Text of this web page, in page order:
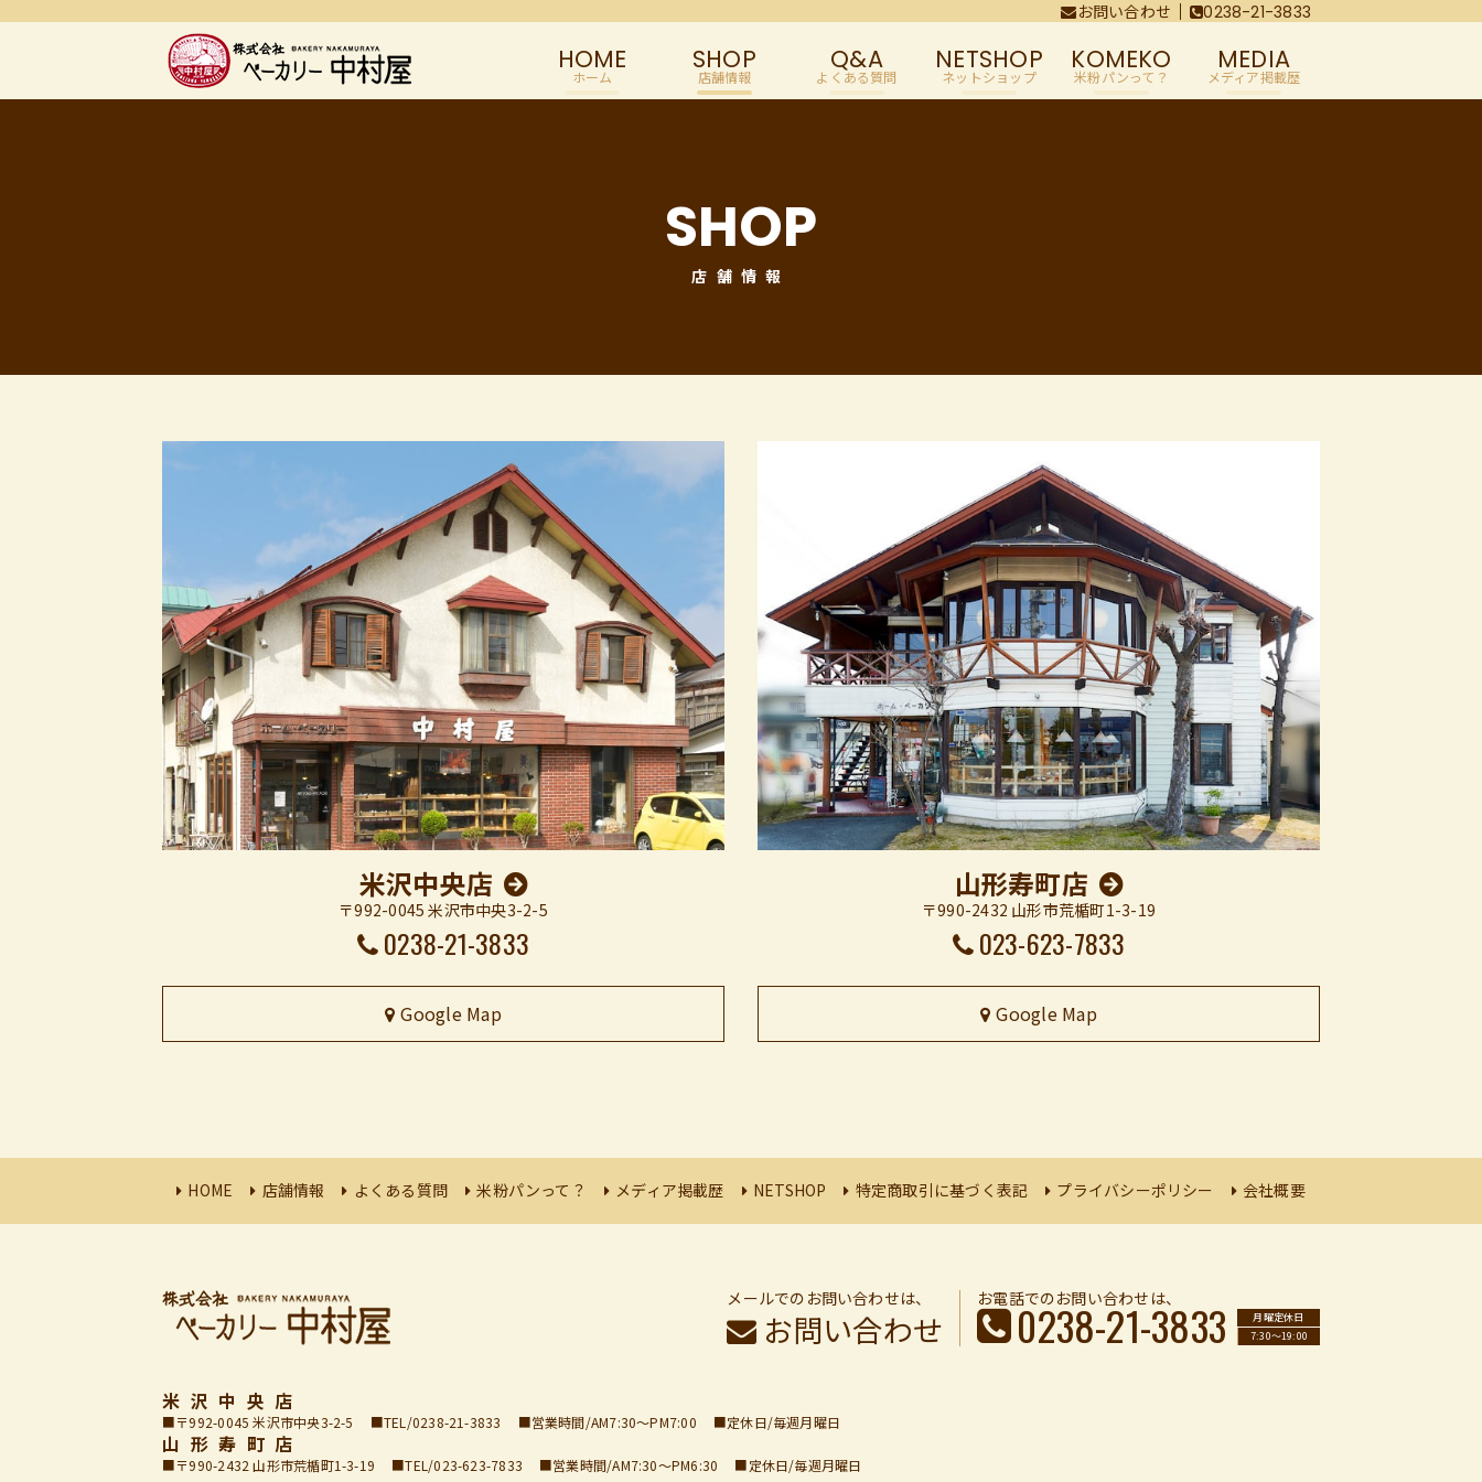
お問い合わせ 0238-21-3833
HOME
ホーム
SHOP
店舗情報
Q&A
よくある質問
NETSHOP
ネットショップ
KOMEKO
米粉パンって？
MEDIA
メディア掲載歴
SHOP
店舗情報
米沢中央店
〒992-0045 米沢市中央3-2-5
0238-21-3833
Google Map
山形寿町店
〒990-2432 山形市荒楯町1-3-19
023-623-7833
Google Map
HOME 店舗情報 よくある質問 米粉パンって？ メディア掲載歴 NETSHOP 特定商取引に基づく表記 プライバシーポリシー 会社概要
メールでのお問い合わせは、
お問い合わせ
お電話でのお問い合わせは、
0238-21-3833
月曜定休日
7:30～19:00
米沢中央店
〒992-0045 米沢市中央3-2-5 TEL/0238-21-3833 営業時間/AM7:30～PM7:00 定休日/毎週月曜日
山形寿町店
〒990-2432 山形市荒楯町1-3-19 TEL/023-623-7833 営業時間/AM7:30～PM6:30 定休日/毎週月曜日